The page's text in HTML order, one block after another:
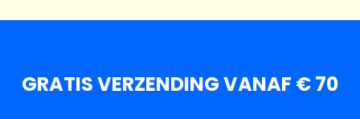
GRATIS VERZENDING VANAF € 70